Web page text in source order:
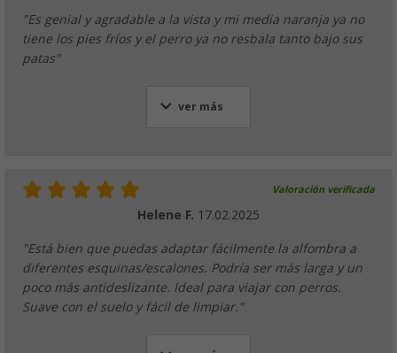
"Es genial y agradable a la vista y mi media naranja ya no
tiene los pies fríos y el perro ya no resbala tanto bajo sus
patas"
ver más
Valoración verificada
Helene F. 17.02.2025
"Está bien que puedas adaptar fácilmente la alfombra a
diferentes esquinas/escalones. Podría ser más larga y un
poco más antideslizante. Ideal para viajar con perros.
Suave con el suelo y fácil de limpiar."